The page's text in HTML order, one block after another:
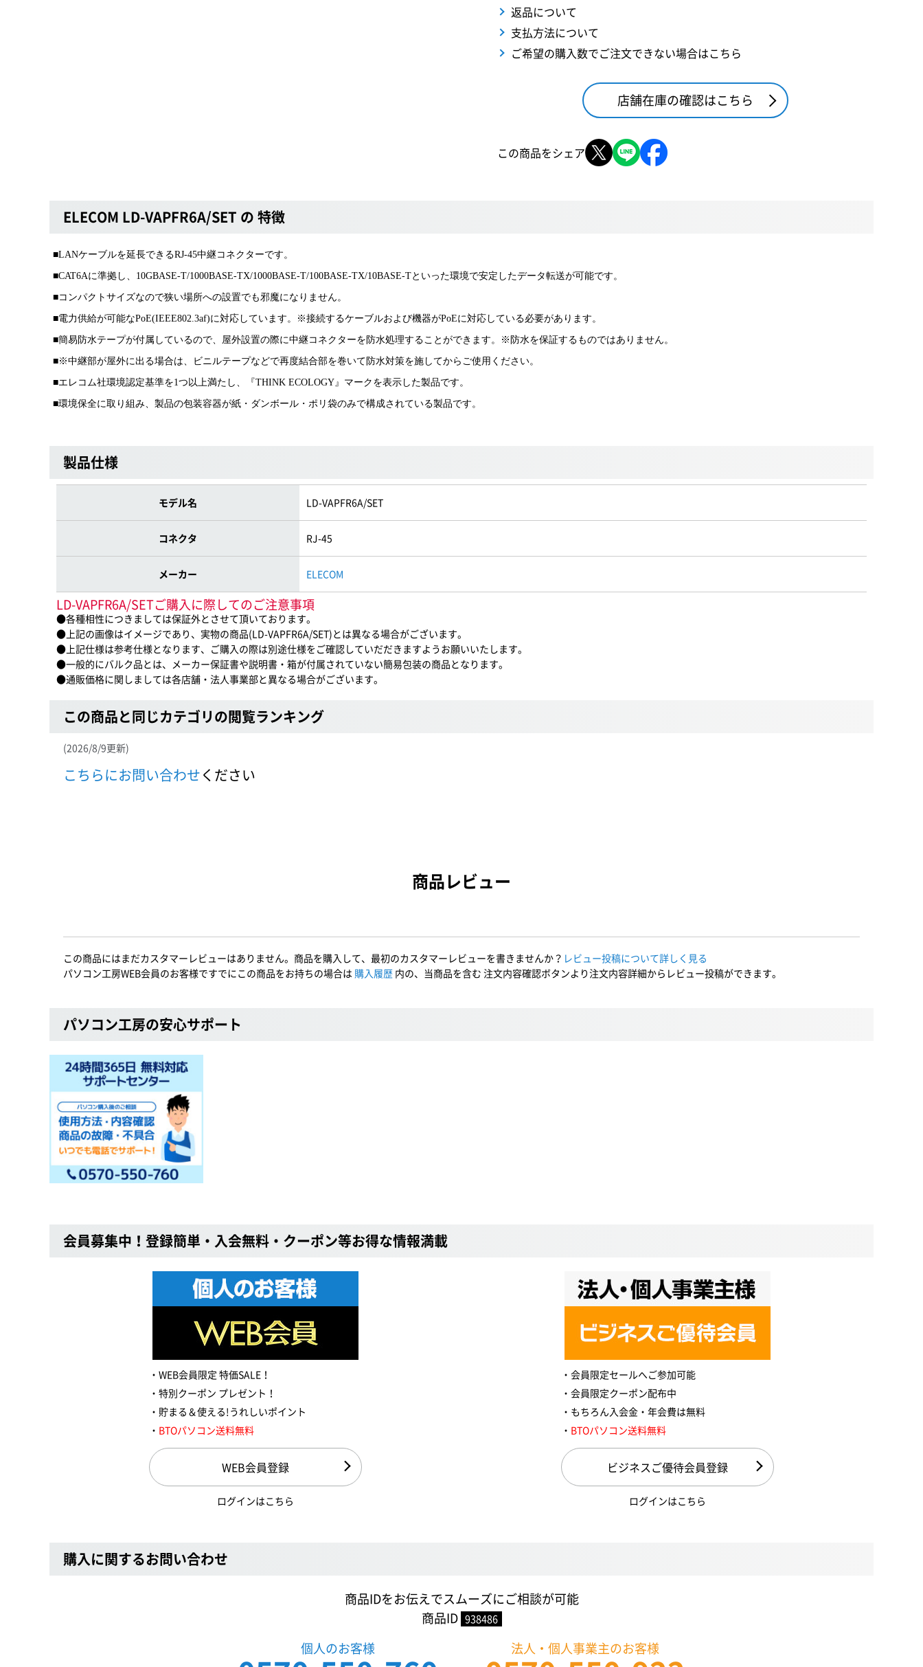
返品について
支払方法について
ご希望の購入数でご注文できない場合はこちら
店舗在庫の確認はこちら
この商品をシェア
ELECOM LD-VAPFR6A/SET の 特徴
■LANケーブルを延長できるRJ-45中継コネクターです。
■CAT6Aに準拠し、10GBASE-T/1000BASE-TX/1000BASE-T/100BASE-TX/10BASE-Tといった環境で安定したデータ転送が可能です。
■コンパクトサイズなので狭い場所への設置でも邪魔になりません。
■電力供給が可能なPoE(IEEE802.3af)に対応しています。※接続するケーブルおよび機器がPoEに対応している必要があります。
■簡易防水テープが付属しているので、屋外設置の際に中継コネクターを防水処理することができます。※防水を保証するものではありません。
■※中継部が屋外に出る場合は、ビニルテープなどで再度結合部を巻いて防水対策を施してからご使用ください。
■エレコム社環境認定基準を1つ以上満たし、『THINK ECOLOGY』マークを表示した製品です。
■環境保全に取り組み、製品の包装容器が紙・ダンボール・ポリ袋のみで構成されている製品です。
製品仕様
モデル名 LD-VAPFR6A/SET
コネクタ RJ-45
メーカー ELECOM
LD-VAPFR6A/SETご購入に際してのご注意事項
●各種相性につきましては保証外とさせて頂いております。
●上記の画像はイメージであり、実物の商品(LD-VAPFR6A/SET)とは異なる場合がございます。
●上記仕様は参考仕様となります、ご購入の際は別途仕様をご確認していだだきますようお願いいたします。
●一般的にバルク品とは、メーカー保証書や説明書・箱が付属されていない簡易包装の商品となります。
●通販価格に関しましては各店舗・法人事業部と異なる場合がございます。
この商品と同じカテゴリの閲覧ランキング
(2026/8/9更新)
こちらにお問い合わせください
商品レビュー
この商品にはまだカスタマーレビューはありません。商品を購入して、最初のカスタマーレビューを書きませんか？ レビュー投稿について詳しく見る
パソコン工房WEB会員のお客様ですでにこの商品をお持ちの場合は 購入履歴 内の、当商品を含む 注文内容確認ボタンより注文内容詳細からレビュー投稿ができます。
パソコン工房の安心サポート
会員募集中！登録簡単・入会無料・クーポン等お得な情報満載
WEB会員限定 特価SALE！
特別クーポン プレゼント！
貯まる＆使える!うれしいポイント
BTOパソコン送料無料
WEB会員登録
ログインはこちら
会員限定セールへご参加可能
会員限定クーポン配布中
もちろん入会金・年会費は無料
BTOパソコン送料無料
ビジネスご優待会員登録
ログインはこちら
購入に関するお問い合わせ
商品IDをお伝えでスムーズにご相談が可能
商品ID 938486
個人のお客様 法人・個人事業主のお客様